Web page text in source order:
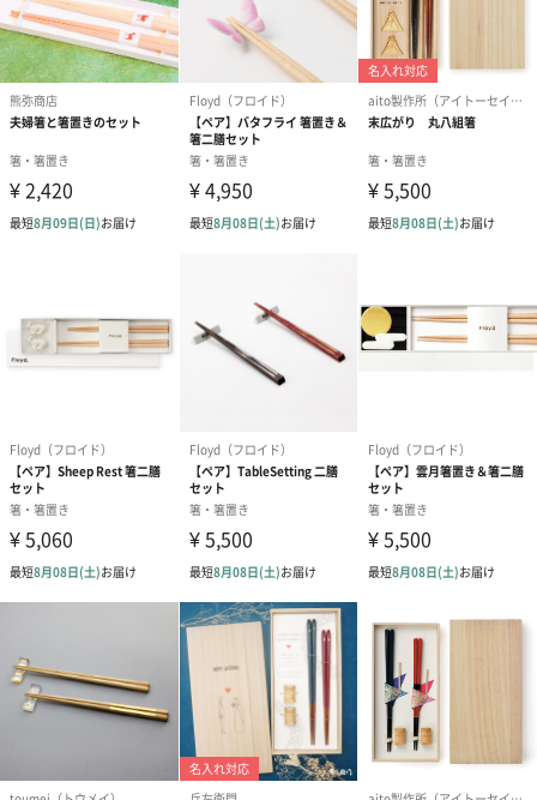
お届けボックスオプション
配送用のダンボールを装飾いたします。お相手のご住所に直接お
送りする際に人気のオプションです。お相手に直接手渡しする場
合は、紙袋との併用もおすすめです。
ダンボール装飾（ひま
ダンボール装飾（チュ
紙袋
お渡し用の紙袋です。
商品に合わせたサイズをお届けします。